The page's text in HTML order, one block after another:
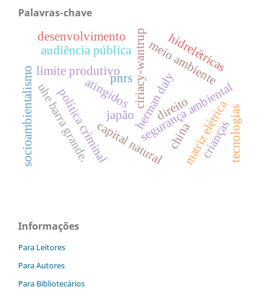
Palavras-chave
ciriacy-wantrup
herman daly
segurança ambiental
limite produtivo
capital natural
meio ambiente
política criminaljapão
audiência pública
atingidos
desenvolvimento
direito
hidrelétricas
uhe barra grande.
pnrs
matriz elétrica
china
socioambientalismo tecnologias
crianças
Informações
Para Leitores
Para Autores
Para Bibliotecários